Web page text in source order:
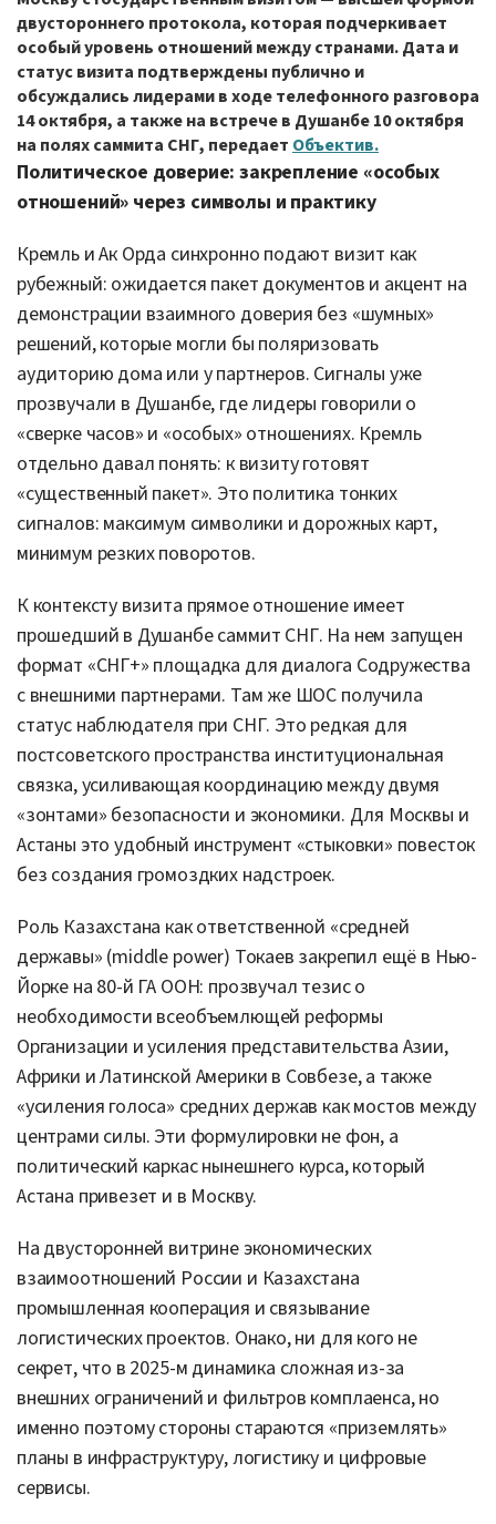
двустороннего протокола, которая подчеркивает
особый уровень отношений между странами. Дата и
статус визита подтверждены публично и
обсуждались лидерами в ходе телефонного разговора
14 октября, а также на встрече в Душанбе 10 октября
на полях саммита СНГ, передает Объектив.
Политическое доверие: закрепление «особых
отношений» через символы и практику
Кремль и Ак Орда синхронно подают визит как
рубежный: ожидается пакет документов и акцент на
демонстрации взаимного доверия без «шумных»
решений, которые могли бы поляризовать
аудиторию дома или у партнеров. Сигналы уже
прозвучали в Душанбе, где лидеры говорили о
«сверке часов» и «особых» отношениях. Кремль
отдельно давал понять: к визиту готовят
«существенный пакет». Это политика тонких
сигналов: максимум символики и дорожных карт,
минимум резких поворотов.
К контексту визита прямое отношение имеет
прошедший в Душанбе саммит СНГ. На нем запущен
формат «СНГ+» площадка для диалога Содружества
с внешними партнерами. Там же ШОС получила
статус наблюдателя при СНГ. Это редкая для
постсоветского пространства институциональная
связка, усиливающая координацию между двумя
«зонтами» безопасности и экономики. Для Москвы и
Астаны это удобный инструмент «стыковки» повесток
без создания громоздких надстроек.
Роль Казахстана как ответственной «средней
державы» (middle power) Токаев закрепил ещё в Нью-
Йорке на 80-й ГА ООН: прозвучал тезис о
необходимости всеобъемлющей реформы
Организации и усиления представительства Азии,
Африки и Латинской Америки в Совбезе, а также
«усиления голоса» средних держав как мостов между
центрами силы. Эти формулировки не фон, а
политический каркас нынешнего курса, который
Астана привезет и в Москву.
На двусторонней витрине экономических
взаимоотношений России и Казахстана
промышленная кооперация и связывание
логистических проектов. Онако, ни для кого не
секрет, что в 2025-м динамика сложная из-за
внешних ограничений и фильтров комплаенса, но
именно поэтому стороны стараются «приземлять»
планы в инфраструктуру, логистику и цифровые
сервисы.